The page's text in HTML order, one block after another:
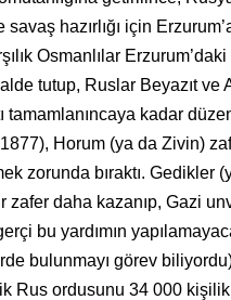
savaş hazırlığı için
Osmanlılar
tu­tup, Ruslar Beyazıt ve
tamamlanıncaya kadar
Horum (ya da Zivin)
zorunda bıraktı. Gedik­ler
zafer daha kazanıp, Gazi
bu yardımın
bulunmayı görev
Rus ordu­sunu 34 000